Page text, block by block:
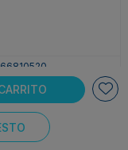
2XL
stock